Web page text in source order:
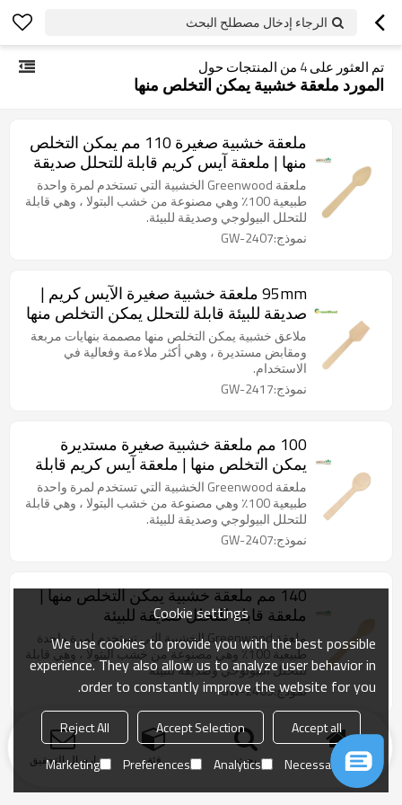
الرجاء إدخال مصطلح البحث
تم العثور على4 من المنتجات حول
المورد ملعقة خشبية يمكن التخلص منها
ملعقة خشبية صغيرة 110 مم يمكن التخلص
منها | ملعقة آيس كريم قابلة للتحلل صديقة
للبيئة
ملعقة Greenwood الخشبية التي تستخدم لمرة واحدة
طبيعية 100٪ وهي مصنوعة من خشب البتولا ، وهي قابلة
للتحلل البيولوجي وصديقة للبيئة.
نموذج:GW-2407
95mm ملعقة خشبية صغيرة الآيس كريم |
صديقة للبيئة قابلة للتحلل يمكن التخلص منها
الآيس كريم ملعقة بالجملة
ملاعق خشبية يمكن التخلص منها مصممة بنهايات مربعة
ومقابض مستديرة ، وهي أكثر ملاءمة وفعالية في
الاستخدام.
نموذج:GW-2417
100 مم ملعقة خشبية صغيرة مستديرة
يمكن التخلص منها | ملعقة آيس كريم قابلة
للتحلل صديقة للبيئةملعقة Greenwood الخشبية التي تستخدم لمرة واحدة
طبيعية 100٪ وهي مصنوعة من خشب البتولا ، وهي قابلة
للتحلل البيولوجي وصديقة للبيئة.
نموذج:GW-2407
140 مم ملعقة خشبية يمكن التخلص منها |
ملعقة قابلة للتحلل صديقة للبيئة
ملعقة Greenwood الخشبية التي تستخدم لمرة واحدة
طبيعية 100٪ وهي مصنوعة من خشب البتولا ، وهي قابلة
للتحلل البيولوجي وصديقة للبيئة
نموذج:GW-2405
منزل بحث فئة ارسال التحقيق
Cookie settings
We use cookies to provide you with the best possible
experience. They also allow us to analyze user behavior in
order to constantly improve the website for you.
Accept all
Accept Selection
Reject All
Necessary
Analytics
Preferences
Marketing